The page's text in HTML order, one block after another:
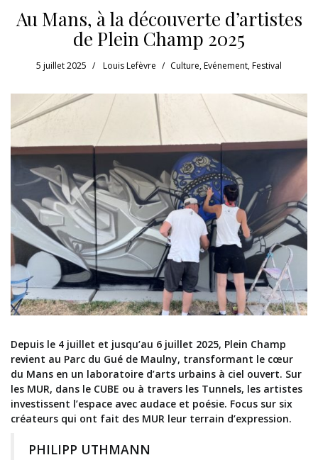
Au Mans, à la découverte d’artistes
de Plein Champ 2025
5 juillet 2025 Louis Lefèvre Culture,Evénement,Festival
Depuis le 4 juillet et jusqu’au 6 juillet 2025, Plein Champ
revient au Parc du Gué de Maulny, transformant le cœur
du Mans en un laboratoire d’arts urbains à ciel ouvert. Sur
les MUR, dans le CUBE ou à travers les Tunnels, les artistes
investissent l’espace avec audace et poésie. Focus sur six
créateurs qui ont fait des MUR leur terrain d’expression.
PHILIPP UTHMANN